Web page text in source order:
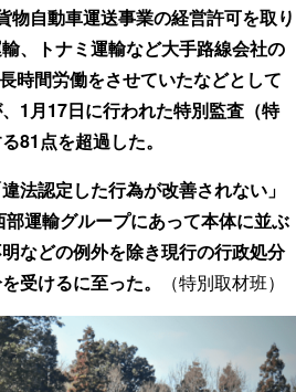
自動車運送事業の経営許可を取り
、トナミ運輸など大手路線会社の
時間労働をさせていたなどとして
1月17日に行われた特別監査（特
81点を超過した。
法認定した行為が改善されない」
運輸グループにあって本体に並ぶ
などの例外を除き現行の行政処分
受けるに至った。
（特別取材班）